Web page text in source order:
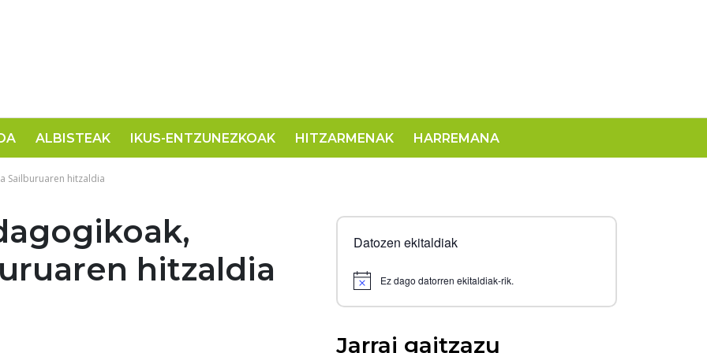
ALBISTEAK IKUS-ENTZUNEZKOAK HITZARMENAK HARREMANA
Sailburuaren hitzaldia
hitzaldia
Datozen ekitaldiak
Notice Ez dago datorren ekitaldiak-rik.
Jarrai gaitzazu